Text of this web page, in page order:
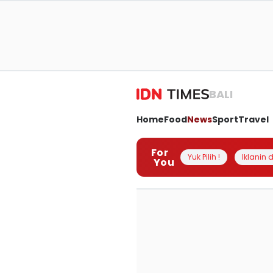
BALI
HomeFoodNewsSportTravel
For
You Yuk Pilih ! Iklanin